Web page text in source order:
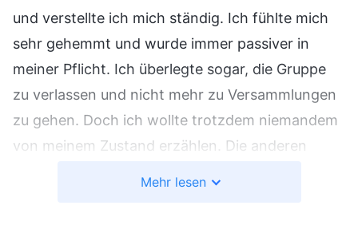
und verstellte ich mich ständig. Ich fühlte mich
sehr gehemmt und wurde immer passiver in
meiner Pflicht. Ich überlegte sogar, die Gruppe
zu verlassen und nicht mehr zu Versammlungen
zu gehen. Doch ich wollte trotzdem niemandem
von meinem Zustand erzählen. Die anderen
Mehr lesen